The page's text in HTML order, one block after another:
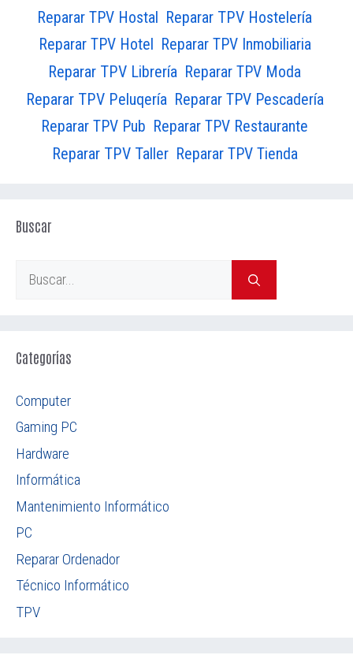
Reparar TPV Hostal Reparar TPV Hostelería
Reparar TPV Hotel Reparar TPV Inmobiliaria
Reparar TPV Librería Reparar TPV Moda
Reparar TPV Peluqería Reparar TPV Pescadería
Reparar TPV Pub Reparar TPV Restaurante
Reparar TPV Taller Reparar TPV Tienda
Buscar
Categorías
Computer
Gaming PC
Hardware
Informática
Mantenimiento Informático
PC
Reparar Ordenador
Técnico Informático
TPV